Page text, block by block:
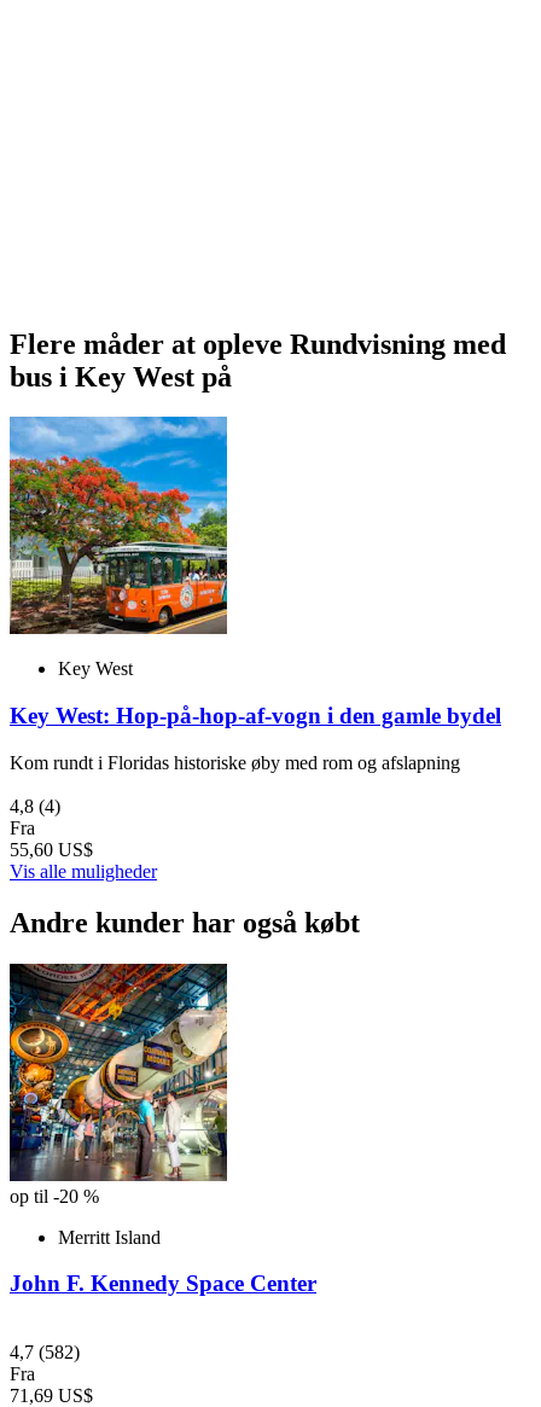
Flere måder at opleve Rundvisning med
bus i Key West på
Key West
Key West: Hop-på-hop-af-vogn i den gamle bydel
Kom rundt i Floridas historiske øby med rom og afslapning
4,8 (4)
Fra
55,60 US$
Vis alle muligheder
Andre kunder har også købt
op til -20 %
Merritt Island
John F. Kennedy Space Center
4,7 (582)
Fra
71,69 US$